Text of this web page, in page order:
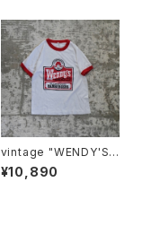
vintage "WENDY'S"
ringer tee
¥10,890